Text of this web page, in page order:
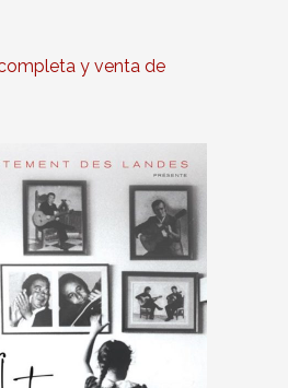
y venta de